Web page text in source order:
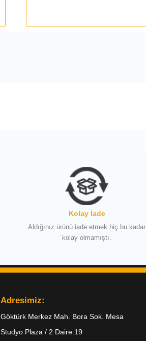
Kolay İade
Aldığınız ürünü iade etmek hiç bu kadar
kolay olmamıştı.
Adresimiz:
Göktürk Merkez Mah. Bora Sok. Mesa
Studyo Plaza / 2 Daire:19